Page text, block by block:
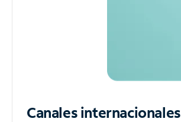
Canales internacionales